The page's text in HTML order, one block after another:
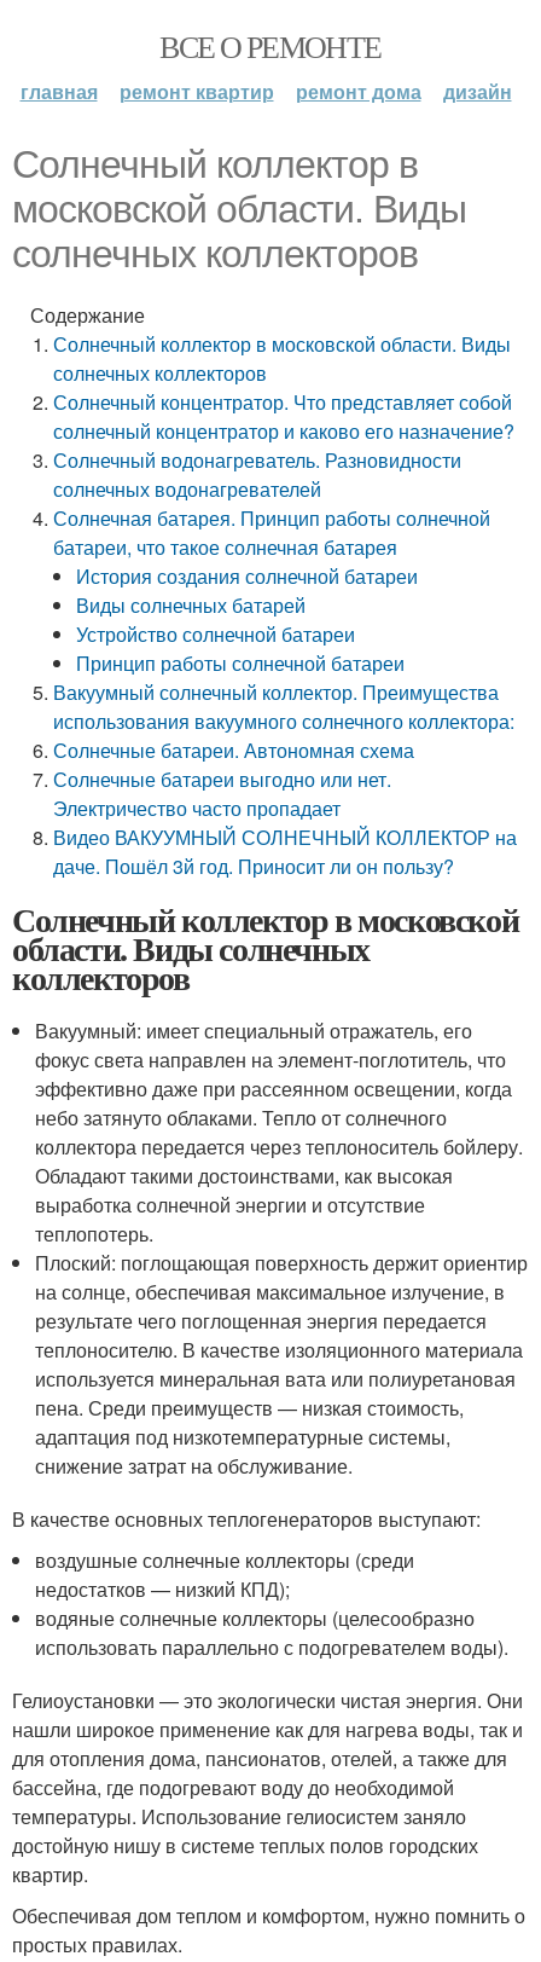
ВСЕ О РЕМОНТЕ
главная ремонт квартир ремонт дома дизайн
Солнечный коллектор в
московской области. Виды
солнечных коллекторов
Содержание
Солнечный коллектор в московской области. Виды
солнечных коллекторов
Солнечный концентратор. Что представляет собой
солнечный концентратор и каково его назначение?
Солнечный водонагреватель. Разновидности
солнечных водонагревателей
Солнечная батарея. Принцип работы солнечной
батареи, что такое солнечная батарея
История создания солнечной батареи
Виды солнечных батарей
Устройство солнечной батареи
Принцип работы солнечной батареи
Вакуумный солнечный коллектор. Преимущества
использования вакуумного солнечного коллектора:
Солнечные батареи. Автономная схема
Солнечные батареи выгодно или нет.
Электричество часто пропадает
Видео ВАКУУМНЫЙ СОЛНЕЧНЫЙ КОЛЛЕКТОР на
даче. Пошёл 3й год. Приносит ли он пользу?
Солнечный коллектор в московской
области. Виды солнечных
коллекторов
Вакуумный: имеет специальный отражатель, его
фокус света направлен на элемент-поглотитель, что
эффективно даже при рассеянном освещении, когда
небо затянуто облаками. Тепло от солнечного
коллектора передается через теплоноситель бойлеру.
Обладают такими достоинствами, как высокая
выработка солнечной энергии и отсутствие
теплопотерь.
Плоский: поглощающая поверхность держит ориентир
на солнце, обеспечивая максимальное излучение, в
результате чего поглощенная энергия передается
теплоносителю. В качестве изоляционного материала
используется минеральная вата или полиуретановая
пена. Среди преимуществ — низкая стоимость,
адаптация под низкотемпературные системы,
снижение затрат на обслуживание.
В качестве основных теплогенераторов выступают:
воздушные солнечные коллекторы (среди
недостатков — низкий КПД);
водяные солнечные коллекторы (целесообразно
использовать параллельно с подогревателем воды).
Гелиоустановки — это экологически чистая энергия. Они
нашли широкое применение как для нагрева воды, так и
для отопления дома, пансионатов, отелей, а также для
бассейна, где подогревают воду до необходимой
температуры. Использование гелиосистем заняло
достойную нишу в системе теплых полов городских
квартир.
Обеспечивая дом теплом и комфортом, нужно помнить о
простых правилах.